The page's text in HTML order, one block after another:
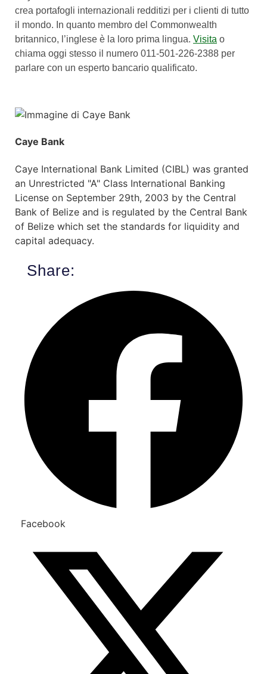
crea portafogli internazionali redditizi per i clienti di tutto
il mondo. In quanto membro del Commonwealth
britannico, l’inglese è la loro prima lingua. Visita o
chiama oggi stesso il numero 011-501-226-2388 per
parlare con un esperto bancario qualificato.
Caye Bank
Caye International Bank Limited (CIBL) was granted
an Unrestricted "A" Class International Banking
License on September 29th, 2003 by the Central
Bank of Belize and is regulated by the Central Bank
of Belize which set the standards for liquidity and
capital adequacy.
Share:
Facebook